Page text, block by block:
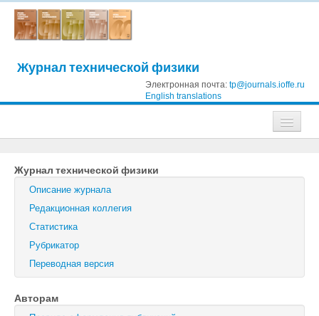
Журнал технической физики
Электронная почта: tp@journals.ioffe.ru
English translations
Журнал технической физики
Письма в Журнал технической физики
Физика твердого тела
Поиск
Журнал технической физики
Описание журнала
Редакционная коллегия
Статистика
Рубрикатор
Переводная версия
Авторам